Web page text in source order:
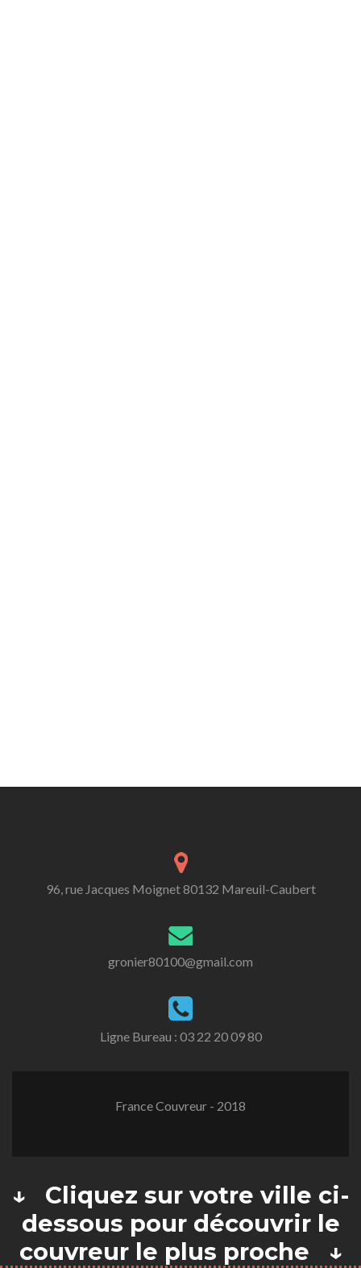
96, rue Jacques Moignet 80132 Mareuil-Caubert
gronier80100@gmail.com
Ligne Bureau : 03 22 20 09 80
France Couvreur - 2018
↓ Cliquez sur votre ville ci-
dessous pour découvrir le
couvreur le plus proche ↓